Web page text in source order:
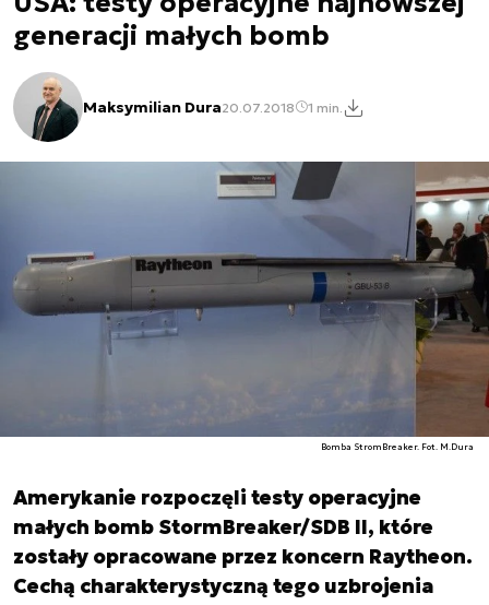
generacji małych bomb
Maksymilian Dura20.07.2018 1 min.
Bomba StromBreaker. Fot. M.Dura
Amerykanie rozpoczęli testy operacyjne
małych bomb StormBreaker/SDB II, które
zostały opracowane przez koncern Raytheon.
Cechą charakterystyczną tego uzbrojenia